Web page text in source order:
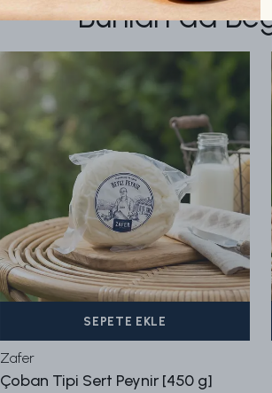
Bunları da
SEPETE EKLE
Zafer
Çoban Tipi Sert Peynir [450 g]